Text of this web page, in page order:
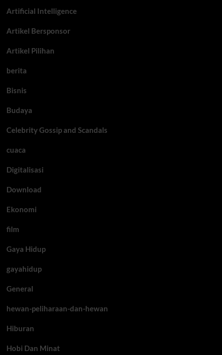
Artificial Intelligence
Artikel Bersponsor
Artikel Pilihan
berita
Bisnis
Budaya
Celebrity Gossip and Scandals
cuaca
Digitalisasi
Download
Ekonomi
film
Gaya Hidup
gayahidup
General
hewan-peliharaan-dan-hewan
Hiburan
Hobi Dan Minat